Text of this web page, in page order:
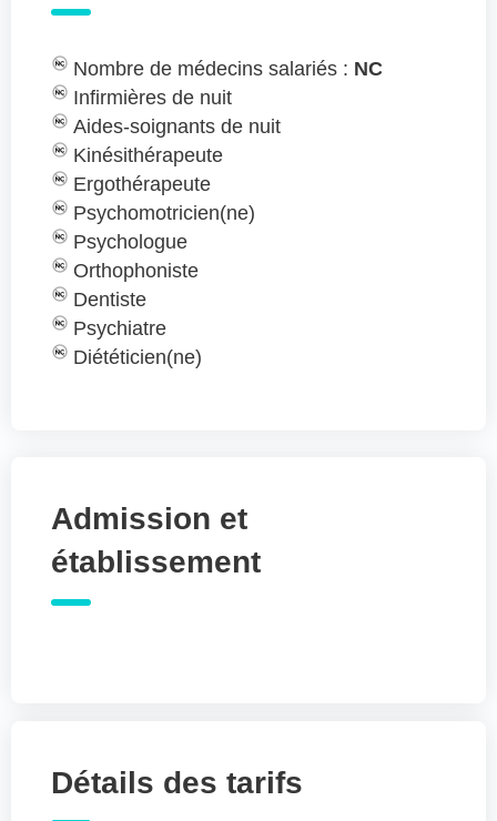
Nombre de médecins salariés : NC
Infirmières de nuit
Aides-soignants de nuit
Kinésithérapeute
Ergothérapeute
Psychomotricien(ne)
Psychologue
Orthophoniste
Dentiste
Psychiatre
Diététicien(ne)
Admission et
établissement
Détails des tarifs